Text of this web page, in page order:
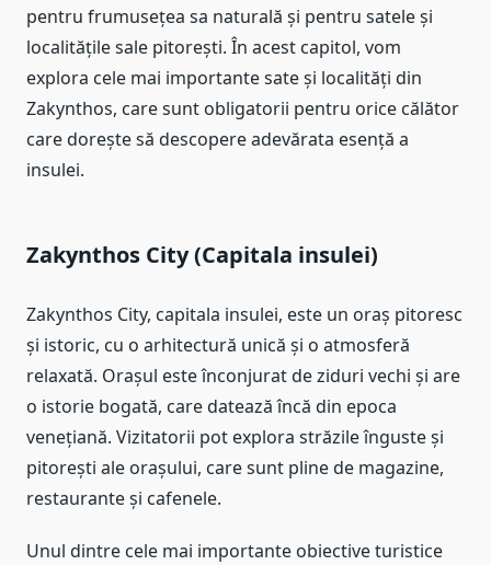
pentru frumusețea sa naturală și pentru satele și
localitățile sale pitorești. În acest capitol, vom
explora cele mai importante sate și localități din
Zakynthos, care sunt obligatorii pentru orice călător
care dorește să descopere adevărata esență a
insulei.
Zakynthos City (Capitala insulei)
Zakynthos City, capitala insulei, este un oraș pitoresc
și istoric, cu o arhitectură unică și o atmosferă
relaxată. Orașul este înconjurat de ziduri vechi și are
o istorie bogată, care datează încă din epoca
venețiană. Vizitatorii pot explora străzile înguste și
pitorești ale orașului, care sunt pline de magazine,
restaurante și cafenele.
Unul dintre cele mai importante obiective turistice